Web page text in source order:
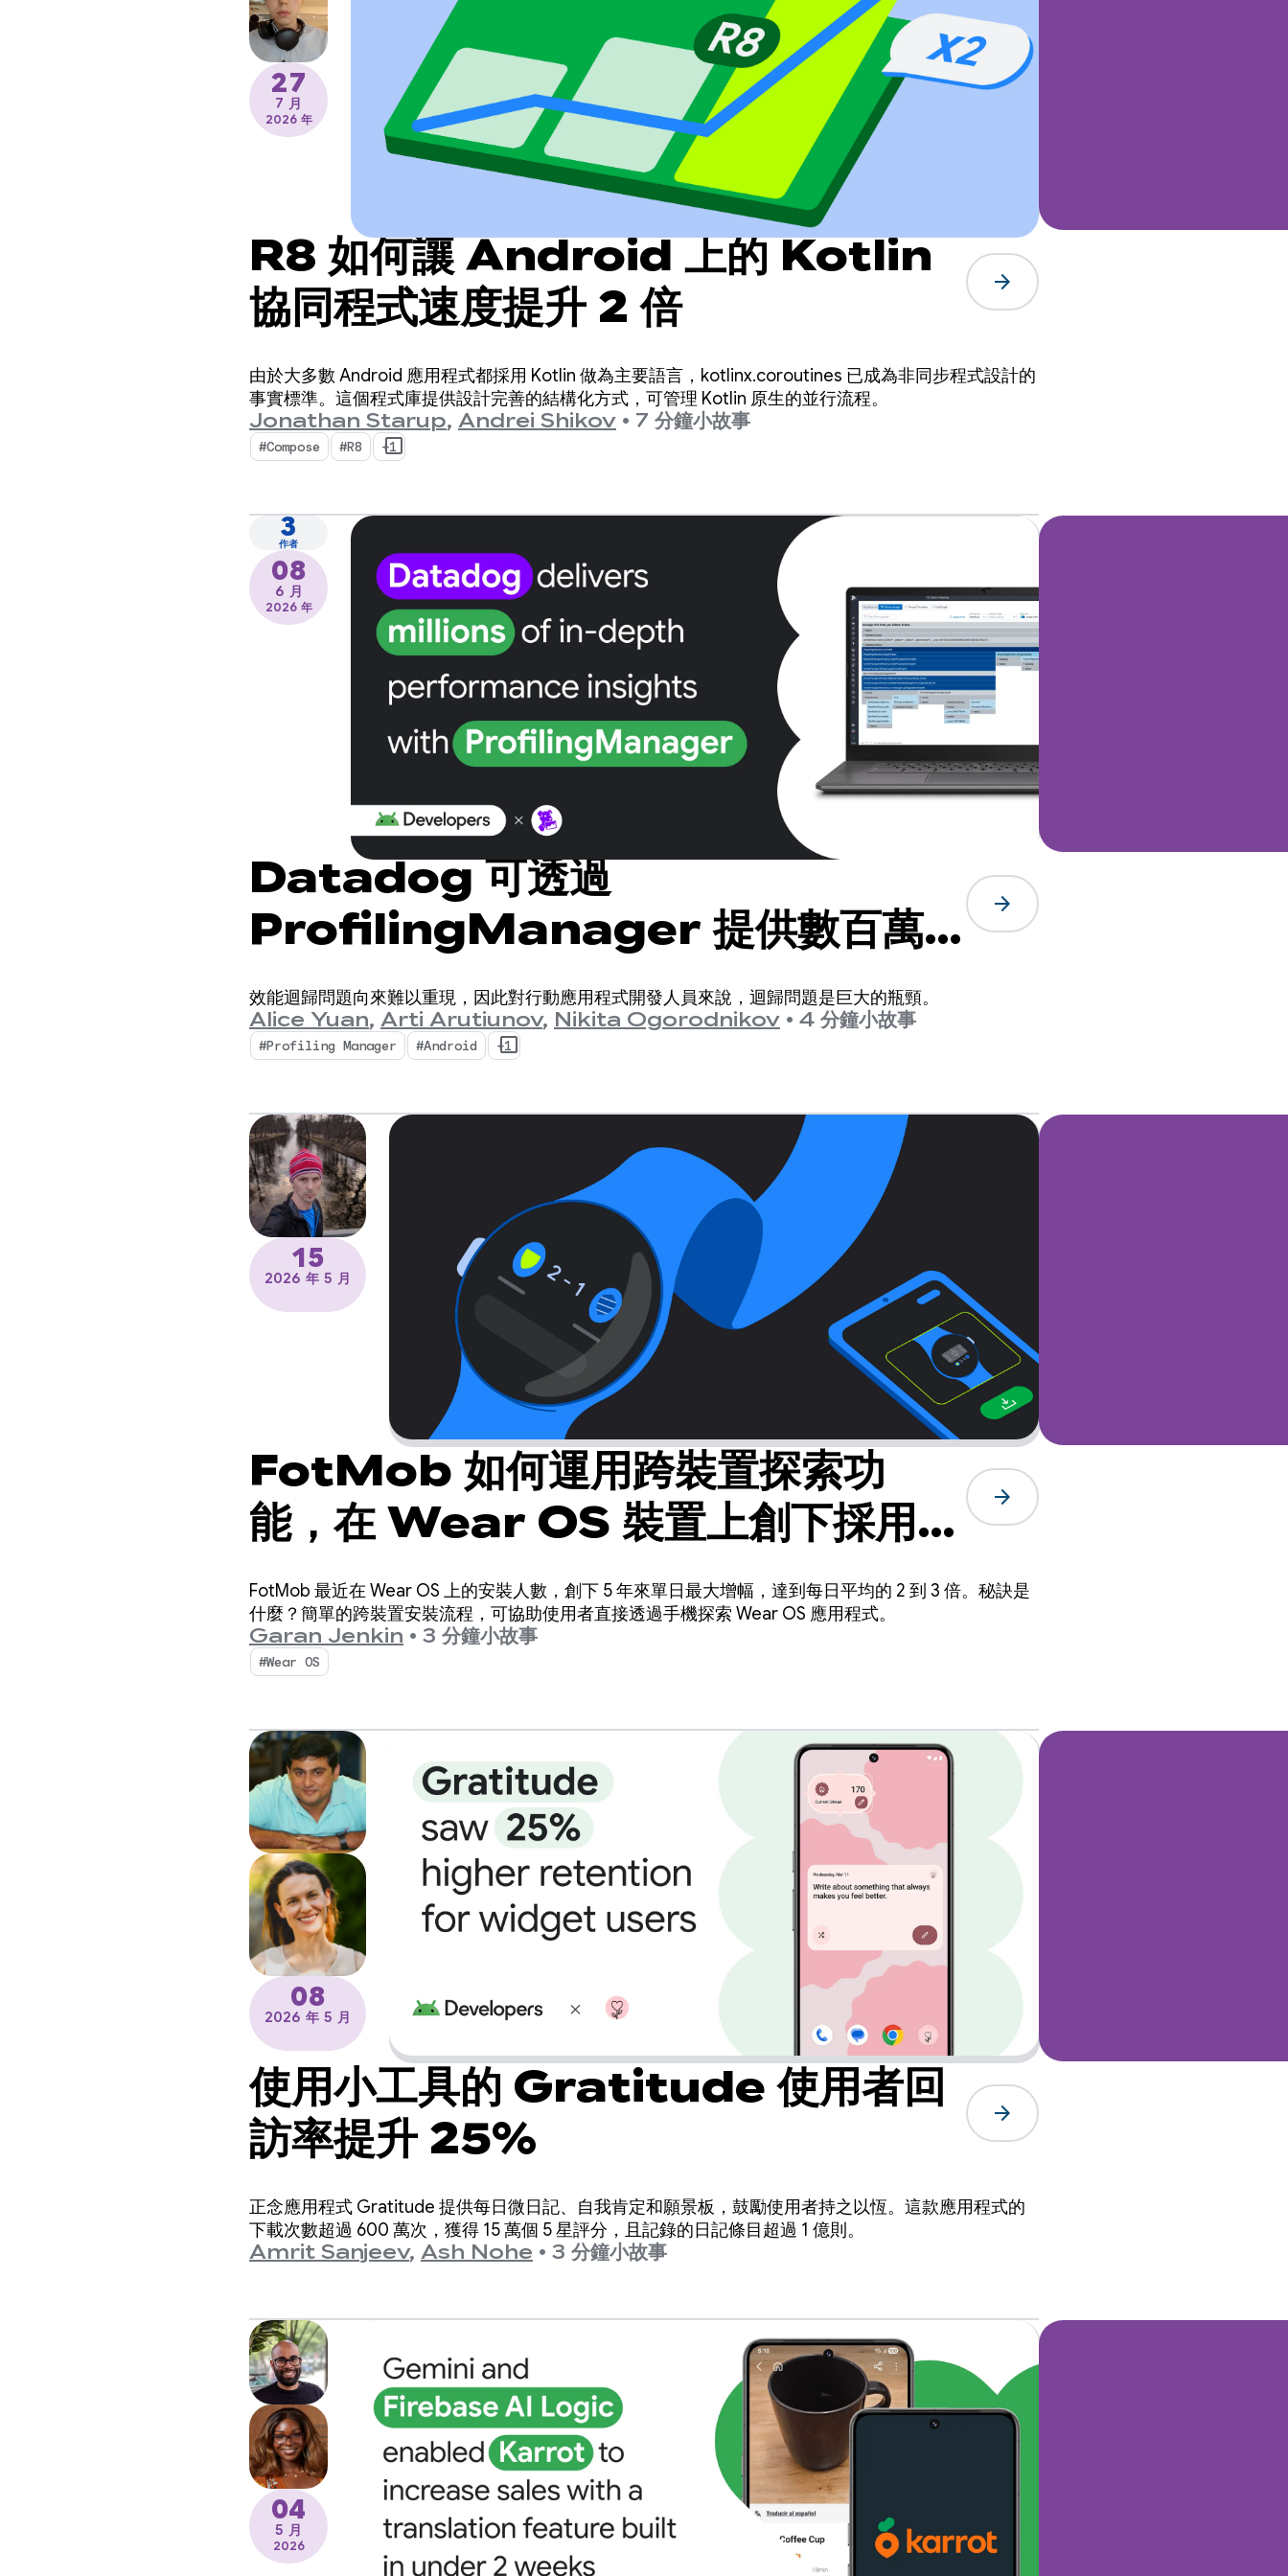
27
7 月
2026 年
R8 如何讓 Android 上的 Kotlin
協同程式速度提升 2 倍
arrow_forward
由於大多數 Android 應用程式都採用 Kotlin 做為主要語言，kotlinx.coroutines 已成為非同步程式設計的
事實標準。這個程式庫提供設計完善的結構化方式，可管理 Kotlin 原生的並行流程。
Jonathan Starup, Andrei Shikov • 7 分鐘小故事
#Compose #R8 +1
3
作者
08
6 月
2026 年
Datadog 可透過
ProfilingManager 提供數百萬筆
深入的效能洞察資料
arrow_forward
效能迴歸問題向來難以重現，因此對行動應用程式開發人員來說，迴歸問題是巨大的瓶頸。
Alice Yuan, Arti Arutiunov, Nikita Ogorodnikov • 4 分鐘小故事
#Profiling Manager #Android +1
15
2026 年 5 月
FotMob 如何運用跨裝置探索功
能，在 Wear OS 裝置上創下採用率
新高
arrow_forward
FotMob 最近在 Wear OS 上的安裝人數，創下 5 年來單日最大增幅，達到每日平均的 2 到 3 倍。秘訣是
什麼？簡單的跨裝置安裝流程，可協助使用者直接透過手機探索 Wear OS 應用程式。
Garan Jenkin • 3 分鐘小故事
#Wear OS
08
2026 年 5 月
使用小工具的 Gratitude 使用者回
訪率提升 25%
arrow_forward
正念應用程式 Gratitude 提供每日微日記、自我肯定和願景板，鼓勵使用者持之以恆。這款應用程式的
下載次數超過 600 萬次，獲得 15 萬個 5 星評分，且記錄的日記條目超過 1 億則。
Amrit Sanjeev, Ash Nohe • 3 分鐘小故事
04
5 月
2026